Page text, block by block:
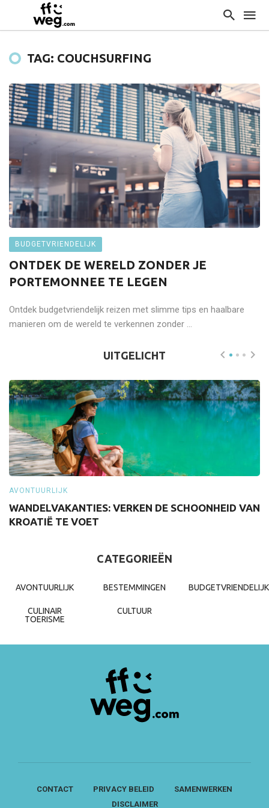
TAG: COUCHSURFING
BUDGETVRIENDELIJK
ONTDEK DE WERELD ZONDER JE
PORTEMONNEE TE LEGEN
Ontdek budgetvriendelijk reizen met slimme tips en haalbare
manieren om de wereld te verkennen zonder ...
UITGELICHT
AVONTUURLIJK
WANDELVAKANTIES: VERKEN DE SCHOONHEID VAN
KROATIË TE VOET
CATEGORIEËN
AVONTUURLIJK BESTEMMINGEN BUDGETVRIENDELIJK
CULINAIR
TOERISME
CULTUUR
CONTACT PRIVACY BELEID
SAMENWERKEN
DISCLAIMER